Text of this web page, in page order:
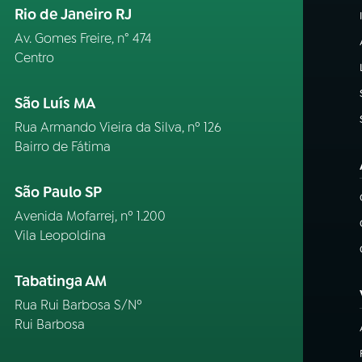
Rio de Janeiro RJ
Av. Gomes Freire, n° 474
Centro
São Luís MA
Rua Armando Vieira da Silva, nº 126
Bairro de Fátima
São Paulo SP
Avenida Mofarrej, nº 1.200
Vila Leopoldina
Tabatinga AM
Rua Rui Barbosa S/Nº
Rui Barbosa